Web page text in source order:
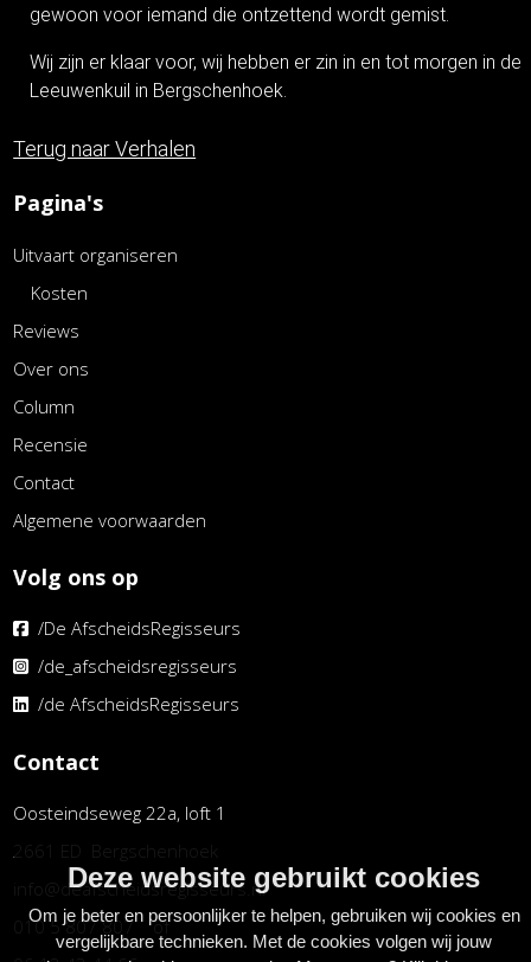
gewoon voor iemand die ontzettend wordt gemist.
Wij zijn er klaar voor, wij hebben er zin in en tot morgen in de
Leeuwenkuil in Bergschenhoek.
Terug naar Verhalen
Pagina's
Uitvaart organiseren
Kosten
Reviews
Over ons
Column
Recensie
Contact
Algemene voorwaarden
Volg ons op
/De AfscheidsRegisseurs
/de_afscheidsregisseurs
/de AfscheidsRegisseurs
Contact
Oosteindseweg 22a, loft 1
2661 ED Bergschenhoek
info@deafscheidsregisseurs.nl
010 5 807 807 of
Deze website gebruikt cookies
Om je beter en persoonlijker te helpen, gebruiken wij cookies en
vergelijkbare technieken. Met de cookies volgen wij jouw